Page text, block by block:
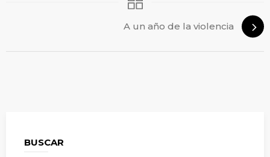
A un año de la violencia
BUSCAR